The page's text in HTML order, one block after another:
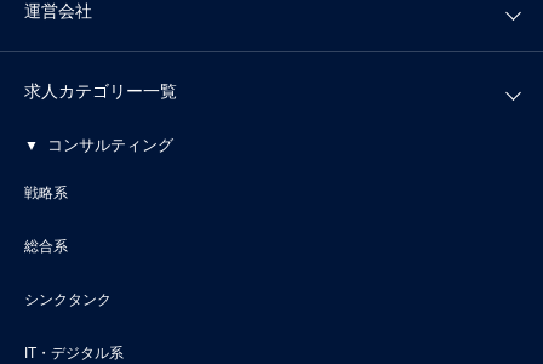
運営会社
求人カテゴリー一覧
コンサルティング
戦略系
総合系
シンクタンク
IT・デジタル系